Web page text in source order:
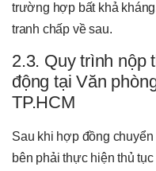
trường hợp bất khả
tranh chấp về sau.
2.3. Quy trình nộp
động tại Văn
TP.HCM
Sau khi hợp đồng
bên phải thực hiện thủ